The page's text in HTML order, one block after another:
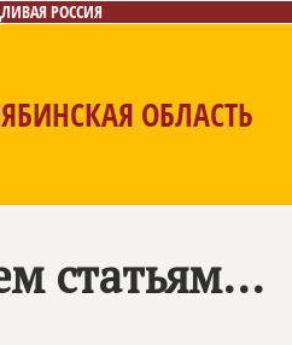
РОССИЯ
ОБЛАСТЬ
статьям...